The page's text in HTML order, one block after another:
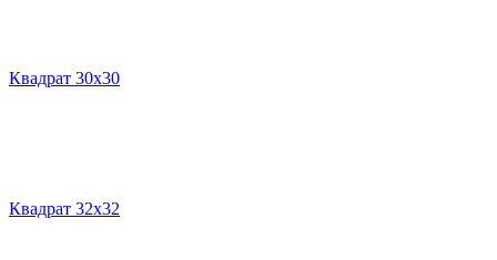
Квадрат 30х30
Квадрат 32х32